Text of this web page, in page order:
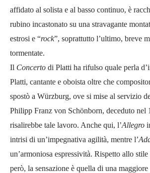
affidato al solista e al basso continuo, è
rubino incastonato su una stravagante
estrosi e “rock”, soprattutto l’ultimo, breve
tormentate.
Il Concerto di Platti ha rifulso quale perla
Platti, cantante e oboista oltre che
spostò a Würzburg, ove si mise al servizio
Philipp Franz von Schönborn, deceduto nel
risalirebbe tale lavoro. Anche qui, l’Allegro
intrisi di un’impegnativa agilità, mentre l’
un’armoniosa espressività. Rispetto allo stile
però, la sensazione è quella di una